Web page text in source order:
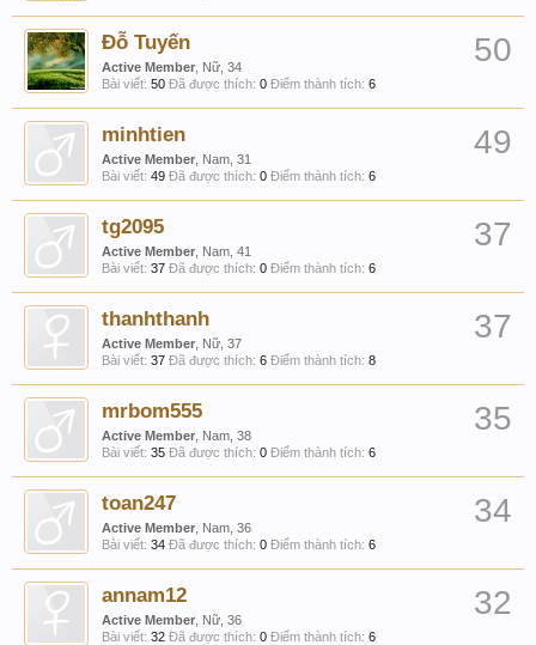
50
Đỗ Tuyến
Active Member , Nữ, 34
Bài viết: 50 Đã được thích: 0 Điểm thành tích: 6
49
minhtien
Active Member , Nam, 31
Bài viết: 49 Đã được thích: 0 Điểm thành tích: 6
37
tg2095
Active Member , Nam, 41
Bài viết: 37 Đã được thích: 0 Điểm thành tích: 6
37
thanhthanh
Active Member , Nữ, 37
Bài viết: 37 Đã được thích: 6 Điểm thành tích: 8
35
mrbom555
Active Member , Nam, 38
Bài viết: 35 Đã được thích: 0 Điểm thành tích: 6
34
toan247
Active Member , Nam, 36
Bài viết: 34 Đã được thích: 0 Điểm thành tích: 6
32
annam12
Active Member , Nữ, 36
Bài viết: 32 Đã được thích: 0 Điểm thành tích: 6